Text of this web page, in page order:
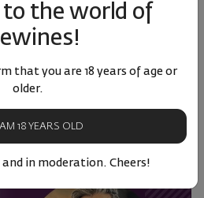
MONTH
to the world of
that you are 18 years of age or
older.
18 YEARS OLD
in moderation. Cheers!